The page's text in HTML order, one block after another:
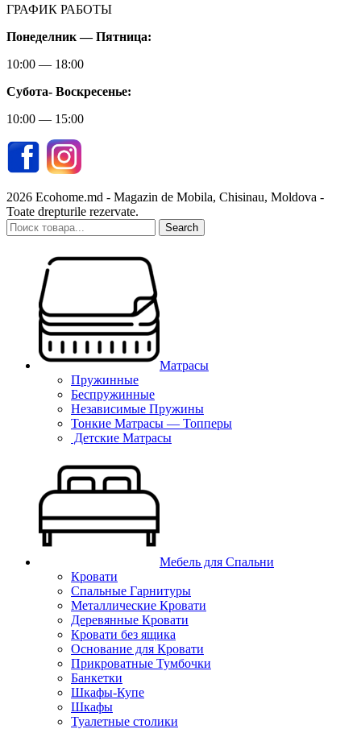
ГРАФИК РАБОТЫ
Понеделник — Пятница:
10:00 — 18:00
Субота- Воскресенье:
10:00 — 15:00
2026 Ecohome.md - Magazin de Mobila, Chisinau, Moldova -
Toate drepturile rezervate.
Search
Матрасы
Пружинные
Беспружинные
Независимые Пружины
Тонкие Матрасы — Топперы
Детские Матрасы
Мебель для Спальни
Кровати
Спальные Гарнитуры
Металлические Кровати
Деревянные Кровати
Кровати без ящика
Основание для Кровати
Прикроватные Тумбочки
Банкетки
Шкафы-Купе
Шкафы
Туалетные столики